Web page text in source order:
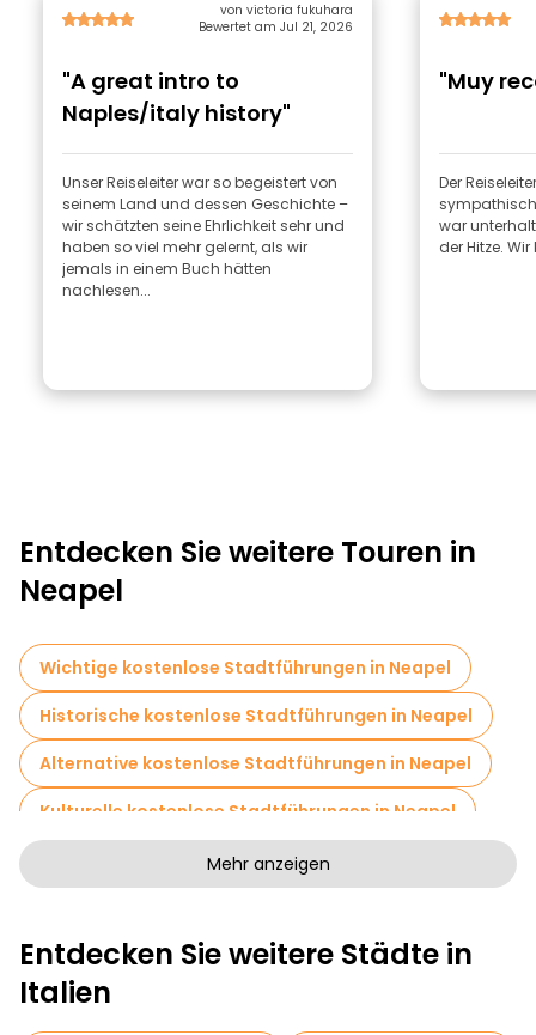
von victoria fukuhara
Bewertet am Jul 21, 2026
"A great intro to
Naples/italy history"
Unser Reiseleiter war so begeistert von
seinem Land und dessen Geschichte –
wir schätzten seine Ehrlichkeit sehr und
haben so viel mehr gelernt, als wir
jemals in einem Buch hätten
nachlesen...
"Muy
Der
war
der Hitze.
Entdecken Sie weitere Touren in
Neapel
Wichtige kostenlose Stadtführungen in Neapel
Historische kostenlose Stadtführungen in Neapel
Alternative kostenlose Stadtführungen in Neapel
Kulturelle kostenlose Stadtführungen in Neapel
Kunstfreie Stadtführungen in Neapel
Sportaktivitäten in Neapel
Selbstgeführte Touren in Neapel
Mehr anzeigen
Entdecken Sie weitere Städte in
Italien